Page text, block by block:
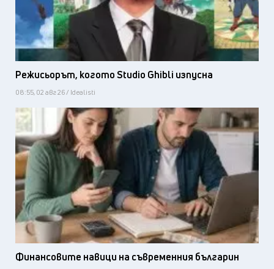
Режисьорът, когото Studio Ghibli изпусна
08:55, 02 авг 26 / Idealisti
Финансовите навици на съвременния българин